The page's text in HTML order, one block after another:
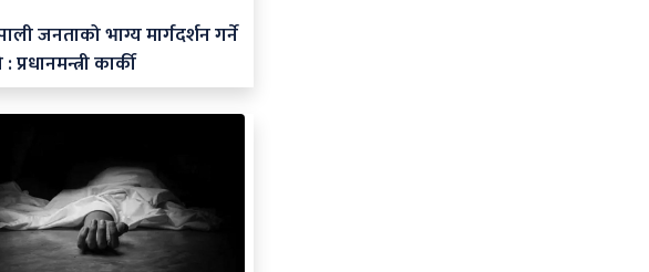
जनताको भाग्य मार्गदर्शन गर्ने
कार्की